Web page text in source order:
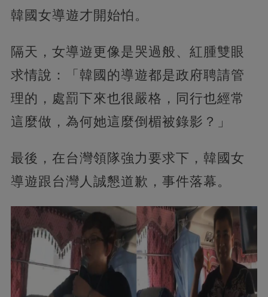
韓國女導遊才開始怕。
隔天，女導遊更像是哭過般、紅腫雙眼
求情說：「韓國的導遊都是政府聘請管
理的， 處罰下來也很嚴格，同行也經常
這麼做，為何她這麼倒楣被錄影？」
最後，在台灣領隊強力要求下，韓國女
導遊跟台灣人誠懇道歉，事件落幕。